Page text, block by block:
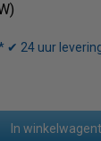
✔ 24 uur
In